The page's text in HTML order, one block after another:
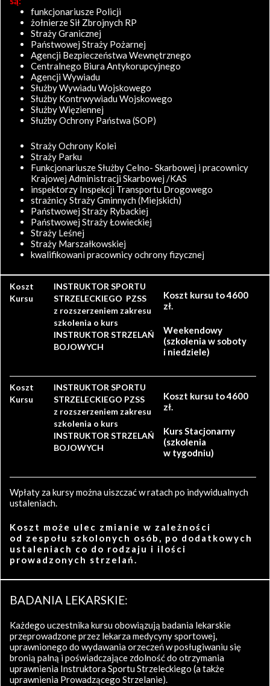
funkcjonariusze Policji
żołnierze Sił Zbrojnych RP
Straży Granicznej
Państwowej Straży Pożarnej
Agencji Bezpieczeństwa Wewnętrznego
Centralnego Biura Antykorupcyjnego
Agencji Wywiadu
Służby Wywiadu Wojskowego
Służby Kontrwywiadu Wojskowego
Służby Więziennej
Służby Ochrony Państwa (SOP)
Straży Ochrony Kolei
Straży Parku
Funkcjonariusze Służby Celno- Skarbowej i pracownicy
Krajowej Administracji Skarbowej /KAS
inspektorzy Inspekcji Transportu Drogowego
strażnicy Straży Gminnych (Miejskich)
Państwowej Straży Rybackiej
Państwowej Straży Łowieckiej
Straży Leśnej
Straży Marszałkowskiej
kwalifikowani pracownicy ochrony fizycznej
Koszt
Kursu
INSTRUKTOR SPORTU
STRZELECKIEGO PZSS
z rozszerzeniem zakresu
szkolenia o kurs
INSTRUKTOR STRZELAŃ
BOJOWYCH
Koszt kursu to 4600
zł.
Weekendowy
(szkolenia w soboty
i niedziele)
Koszt
Kursu
INSTRUKTOR SPORTU
STRZELECKIEGO PZSS
z rozszerzeniem zakresu
szkolenia o kurs
INSTRUKTOR STRZELAŃ
BOJOWYCH
Koszt kursu to 4600
zł.
Kurs Stacjonarny
(szkolenia
w tygodniu)
Wpłaty za kursy można uiszczać w ratach po indywidualnych
ustaleniach.
Koszt może ulec zmianie w zależności
od zespołu szkolonych osób, po dodatkowych
ustaleniach co do rodzaju i ilości
prowadzonych strzelań.
BADANIA LEKARSKIE:
Każdego uczestnika kursu obowiązują badania lekarskie
przeprowadzone przez lekarza medycyny sportowej,
uprawnionego do wydawania orzeczeń w posługiwaniu się
bronią palną i poświadczające zdolność do otrzymania
uprawnienia Instruktora Sportu Strzeleckiego (a także
uprawnienia Prowadzącego Strzelanie).